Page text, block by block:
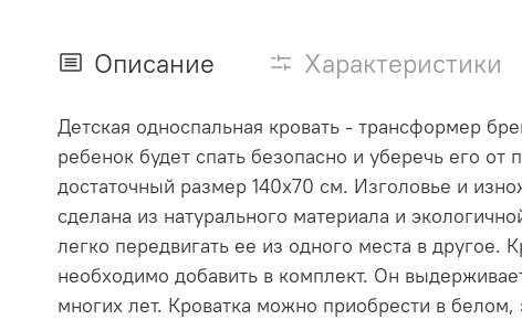
Описание Характеристики
Детская односпальная кровать - трансформер
ребенок будет спать безопасно и уберечь его
достаточный размер 140x70 см. Изголовье и
сделана из натурального материала и
легко передвигать ее из одного места в другое.
необходимо добавить в комплект. Он
многих лет. Кроватка можно приобрести в